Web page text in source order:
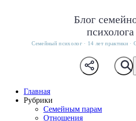
Блог
психолога
Семейный психолог · 14 лет практики ·
Главная
Рубрики
Семейным парам
Отношения